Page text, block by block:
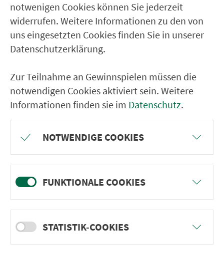
RÜCKFAHRT
Schwabach Wolfram-von-Eschenbach-
Gymnasium
Schwabach Schillerplatz
Schwabach Neutorstr.
Schwabach Nürnberger Str.
Schwabach Dr.-Haas-Str.
Nasbach
Wolkersdorfer Berg
Unterbaimbach
Wolkersdorf Am Pfaffensteig
Wolkersdorf Schule
notwenigen Cookies können Sie jederzeit
widerrufen. Weitere Informationen zu den von
uns eingesetzten Cookies finden Sie in unserer
Datenschutzerklärung.
Zur Teilnahme an Gewinnspielen müssen die
notwendigen Cookies aktiviert sein. Weitere
Informationen finden sie im Datenschutz.
NOTWENDIGE COOKIES
FUNKTIONALE COOKIES
STATISTIK-COOKIES